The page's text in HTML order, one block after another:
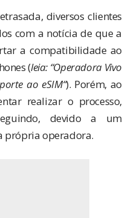
diversos clientes
com a notícia de que a
a compatibilidade ao
(leia: “Operadora Vivo
ao eSIM“). Porém, ao
realizar o processo,
devido a um
própria operadora.